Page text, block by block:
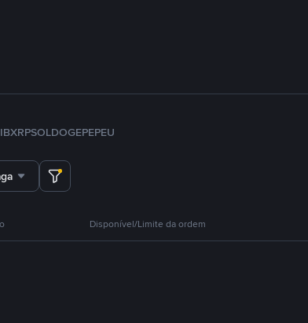
XRPSOLDOGEPEPEU
Disponível/Limite da ordem